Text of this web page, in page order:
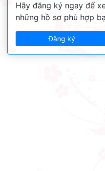
Hãy đăng ký ngay để
những hồ sơ phù hợp
Đăng ký